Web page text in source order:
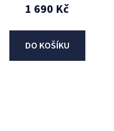
1 690 Kč
DO KOŠÍKU